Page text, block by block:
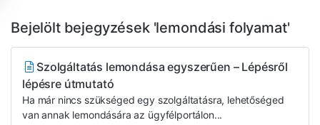
Bejelölt bejegyzések 'lemondási folyamat'
Szolgáltatás lemondása egyszerűen – Lépésről
lépésre útmutató
Ha már nincs szükséged egy szolgáltatásra, lehetőséged
van annak lemondására az ügyfélportálon...